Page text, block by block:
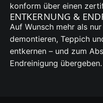
konform über einen
ENTKERNUNG &
Auf Wunsch mehr als
demontieren, Teppich
entkernen – und zum
Endreinigung übergeben.